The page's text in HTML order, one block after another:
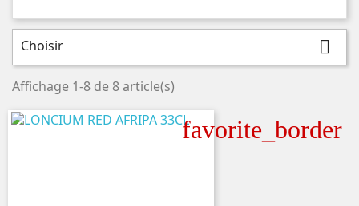
Choisir 
Affichage 1-8 de 8 article(s)
favorite_border